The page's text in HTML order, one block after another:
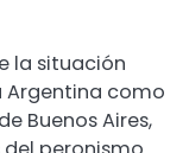
la situación
como
Buenos Aires,